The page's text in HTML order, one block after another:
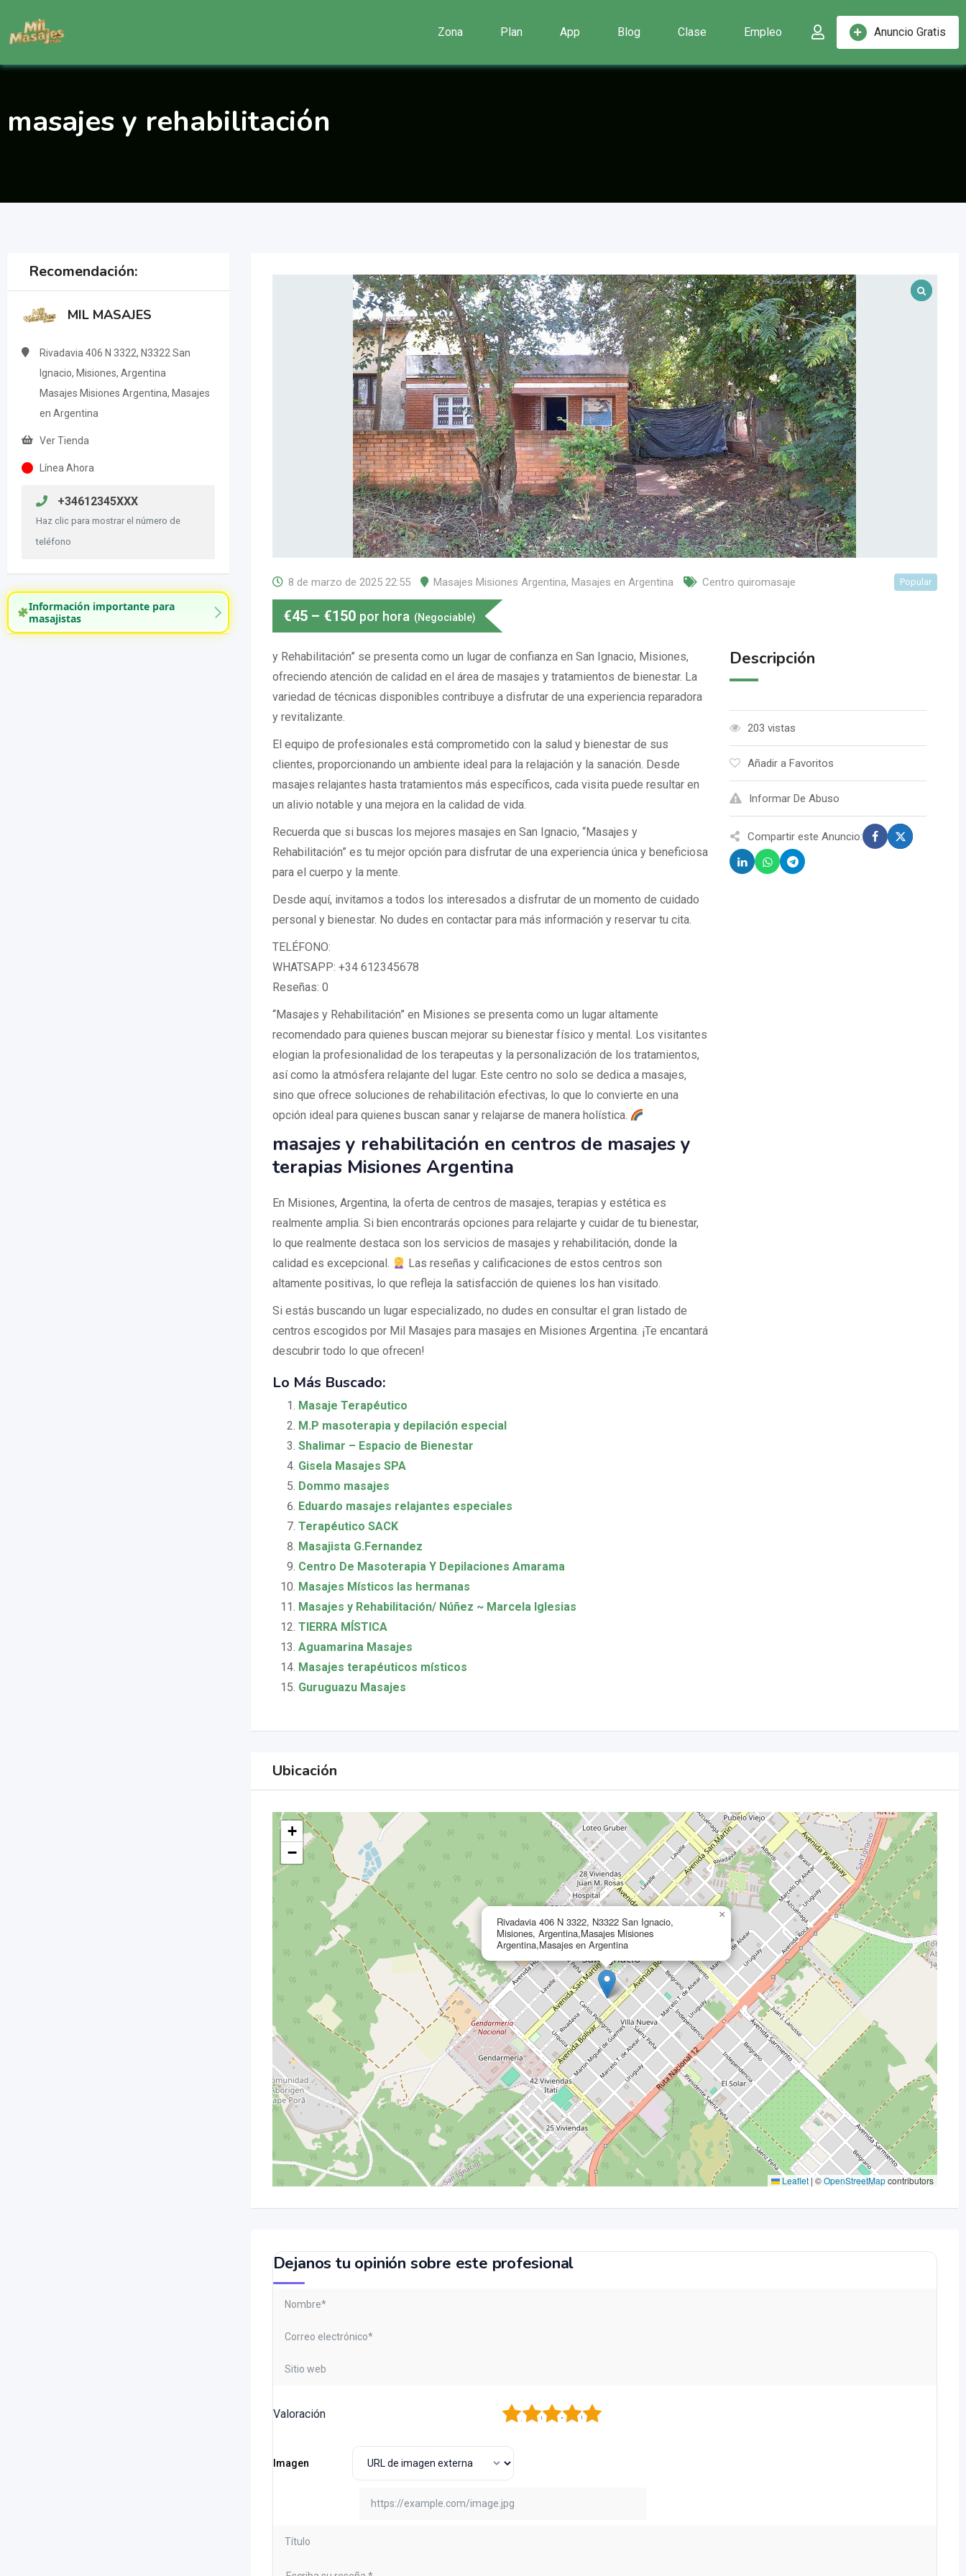
contenido
Anuncio Gratis
Zona Plan App Blog Clase Empleo
masajes y rehabilitación
Recomendación:
MIL MASAJES
Rivadavia 406 N 3322, N3322 San
Ignacio, Misiones, Argentina
Masajes Misiones Argentina, Masajes
en Argentina
Ver Tienda
Línea Ahora
+34612345XXX
Haz clic para mostrar el número de
teléfono
Información importante para
masajistas
8 de marzo de 2025 22:55 Masajes Misiones Argentina, Masajes en Argentina Centro quiromasaje Popular
€45 – €150 por hora (Negociable)
y Rehabilitación” se presenta como un lugar de confianza en San Ignacio, Misiones,
ofreciendo atención de calidad en el área de masajes y tratamientos de bienestar. La
variedad de técnicas disponibles contribuye a disfrutar de una experiencia reparadora
y revitalizante.
El equipo de profesionales está comprometido con la salud y bienestar de sus
clientes, proporcionando un ambiente ideal para la relajación y la sanación. Desde
masajes relajantes hasta tratamientos más específicos, cada visita puede resultar en
un alivio notable y una mejora en la calidad de vida.
Recuerda que si buscas los mejores masajes en San Ignacio, “Masajes y
Rehabilitación” es tu mejor opción para disfrutar de una experiencia única y beneficiosa
para el cuerpo y la mente.
Desde aquí, invitamos a todos los interesados a disfrutar de un momento de cuidado
personal y bienestar. No dudes en contactar para más información y reservar tu cita.
TELÉFONO:
WHATSAPP: +34 612345678
Reseñas: 0
“Masajes y Rehabilitación” en Misiones se presenta como un lugar altamente
recomendado para quienes buscan mejorar su bienestar físico y mental. Los visitantes
elogian la profesionalidad de los terapeutas y la personalización de los tratamientos,
así como la atmósfera relajante del lugar. Este centro no solo se dedica a masajes,
sino que ofrece soluciones de rehabilitación efectivas, lo que lo convierte en una
opción ideal para quienes buscan sanar y relajarse de manera holística.
masajes y rehabilitación en centros de masajes y
terapias Misiones Argentina
En Misiones, Argentina, la oferta de centros de masajes, terapias y estética es
realmente amplia. Si bien encontrarás opciones para relajarte y cuidar de tu bienestar,
lo que realmente destaca son los servicios de masajes y rehabilitación, donde la
calidad es excepcional.
Las reseñas y calificaciones de estos centros son
altamente positivas, lo que refleja la satisfacción de quienes los han visitado.
Si estás buscando un lugar especializado, no dudes en consultar el gran listado de
centros escogidos por Mil Masajes para masajes en Misiones Argentina. ¡Te encantará
descubrir todo lo que ofrecen!
Lo Más Buscado:
Masaje Terapéutico
M.P masoterapia y depilación especial
Shalimar – Espacio de Bienestar
Gisela Masajes SPA
Dommo masajes
Eduardo masajes relajantes especiales
Terapéutico SACK
Masajista G.Fernandez
Centro De Masoterapia Y Depilaciones Amarama
Masajes Místicos las hermanas
Masajes y Rehabilitación/ Núñez ~ Marcela Iglesias
TIERRA MÍSTICA
Aguamarina Masajes
Masajes terapéuticos místicos
Guruguazu Masajes
Descripción
203 vistas
Añadir a Favoritos
Informar De Abuso
Compartir este Anuncio:
Ubicación
Rivadavia 406 N 3322, N3322 San Ignacio,
Misiones, Argentina,Masajes Misiones
Argentina,Masajes en Argentina
×
+
−
Leaflet | ©OpenStreetMapcontributors
Dejanos tu opinión sobre este profesional
Valoración 5
4
3
2
1
Imagen